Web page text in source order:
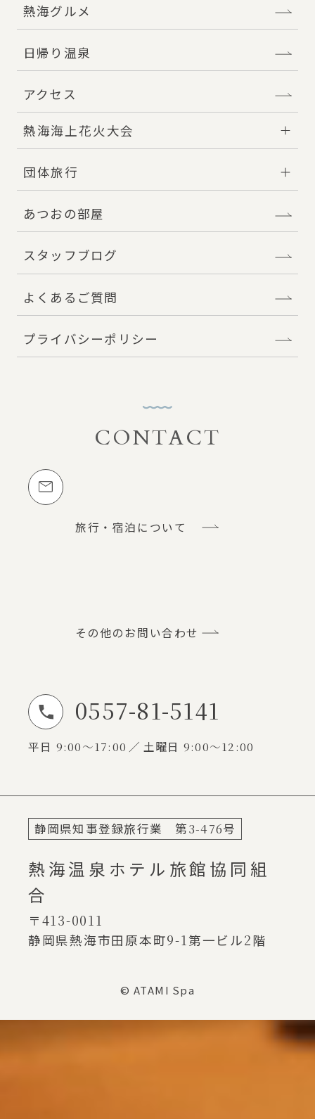
熱海グルメ
日帰り温泉
アクセス
熱海海上花火大会
団体旅行
あつおの部屋
スタッフブログ
よくあるご質問
プライバシーポリシー
お問い合わせCONTACT
メールでのお問い合わせ
旅行・宿泊について
その他のお問い合わせ
お電話でのお問い合わせ
0557-81-5141
平日 9:00～17:00 土曜日 9:00～12:00
静岡県知事登録旅行業 第3-476号
熱海温泉ホテル旅館協同組
合
〒413-0011
静岡県熱海市田原本町9-1第一ビル2階
© ATAMI Spa